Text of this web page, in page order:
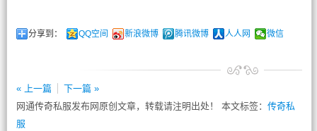
分享到： QQ空间 新浪微博 腾讯微博 人人网 微信
« 上一篇
下一篇 »
网通传奇私服发布网原创文章，转载请注明出处！ 本文标签： 传奇私
服